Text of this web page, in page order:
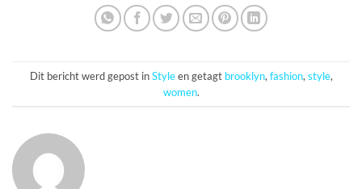
Dit bericht werd gepost inStyleen getagt brooklyn, fashion, style,
women.